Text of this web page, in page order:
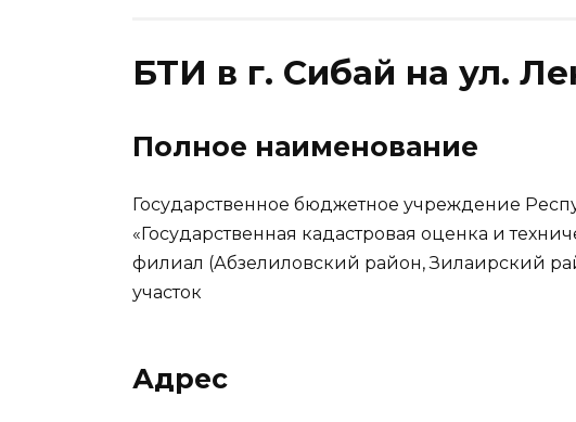
БТИ в г. Сибай на ул.
Полное наименование
Государственное бюджетное учреждение
«Государственная кадастровая оценка и
филиал (Абзелиловский район, Зилаирский
участок
Адрес